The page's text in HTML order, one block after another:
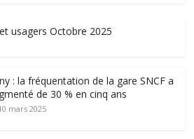
usagers Octobre 2025
: la fréquentation de la gare SNCF a
de 30 % en cinq ans
mars 2025